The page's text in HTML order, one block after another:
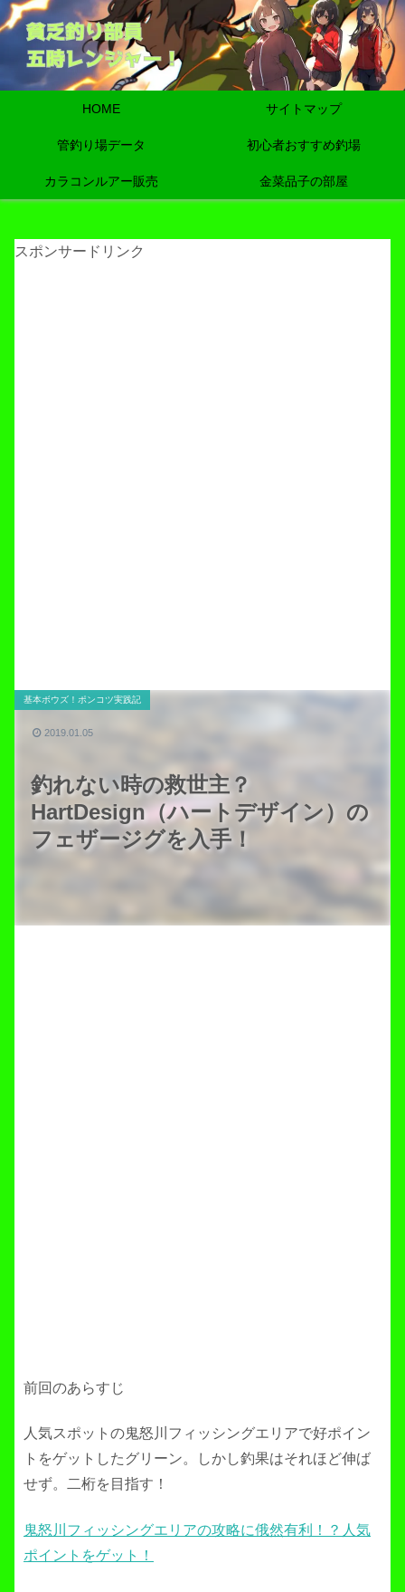
HOME サイトマップ
管釣り場データ 初心者おすすめ釣場
カラコンルアー販売 金菜品子の部屋
スポンサードリンク
釣れない時の救世主？
HartDesign（ハートデザイン）の
フェザージグを入手！
基本ボウズ！ポンコツ実践記
2019.01.05
前回のあらすじ
人気スポットの鬼怒川フィッシングエリアで好ポイン
トをゲットしたグリーン。しかし釣果はそれほど伸ば
せず。二桁を目指す！
鬼怒川フィッシングエリアの攻略に俄然有利！？人気
ポイントをゲット！